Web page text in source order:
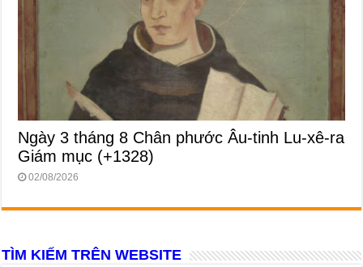
Ngày 3 tháng 8 Chân phước Âu-tinh Lu-xê-ra
Giám mục (+1328)
02/08/2026
TÌM KIẾM TRÊN WEBSITE